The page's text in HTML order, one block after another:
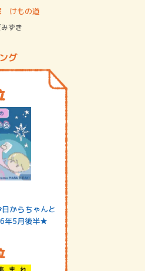
けもの道
ずき
グ
からちゃんと
年5月後半★